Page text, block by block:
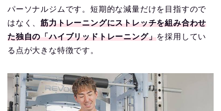
パーソナルジムです。短期的な減量だけを目指すので
はなく、筋力トレーニングにストレッチを組み合わせ
た独自の「ハイブリッドトレーニング」を採用してい
る点が大きな特徴です。